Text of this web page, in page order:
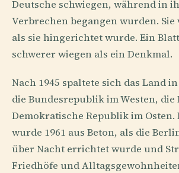
Deutsche schwiegen, während in
Verbrechen begangen wurden. Sie
als sie hingerichtet wurde. Ein
schwerer wiegen als ein Denkmal.
Nach 1945 spaltete sich das Land
die Bundesrepublik im Westen, die
Demokratische Republik im Osten.
wurde 1961 aus Beton, als die
über Nacht errichtet wurde und
Friedhöfe und